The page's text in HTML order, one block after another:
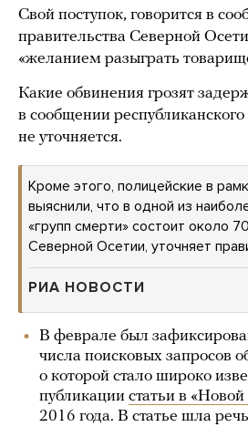
Свой поступок, говорится в
правительства Северной
«желанием разыграть
Какие обвинения грозят
в сообщении республиканского
не уточняется.
Кроме этого, полицейские в
выяснили, что в одной из
«групп смерти» состоит около
Северной Осетии, уточняет
РИА НОВОСТИ
В феврале был
числа поисковых запросов
о которой стало широко
публикации статьи в «Новой
2016 года. В статье шла